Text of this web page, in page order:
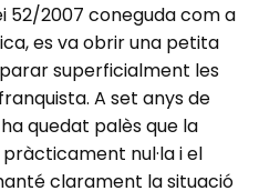
52/2007 coneguda com a
es va obrir una petita
superficialment les
A set anys de
quedat palès que la
nul·la i el
clarament la situació